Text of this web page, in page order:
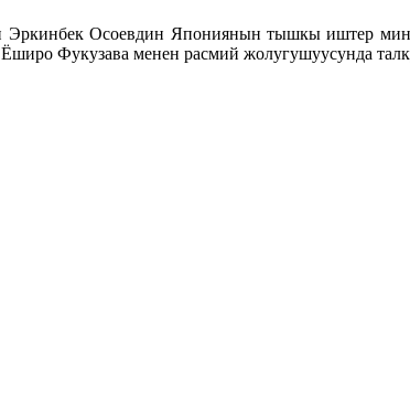
Осоевдин Япониянын тышкы иштер
Фукузава менен расмий жолугушуусунда